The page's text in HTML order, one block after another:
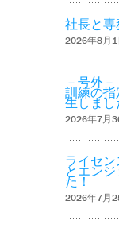
社長と専
2026年8月1
－号外
訓練の指
生しまし
2026年7月
ライセ
とエン
た！
2026年7月